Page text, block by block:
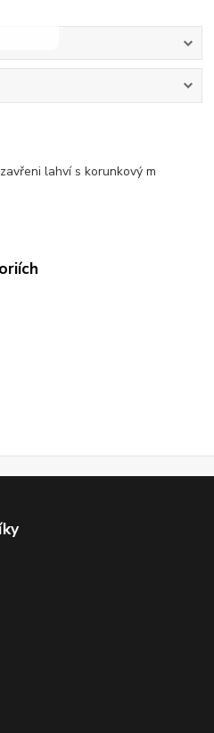
lahví s korunkový m